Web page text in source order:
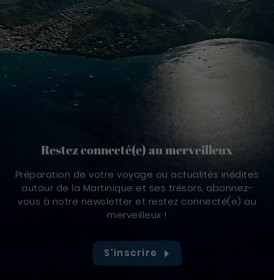
Restez connecté(e) au merveilleux
Préparation de votre voyage ou actualités inédites
autour de la Martinique et ses trésors, abonnez-
vous à notre newsletter et restez connecté(e) au
merveilleux !
S'inscrire